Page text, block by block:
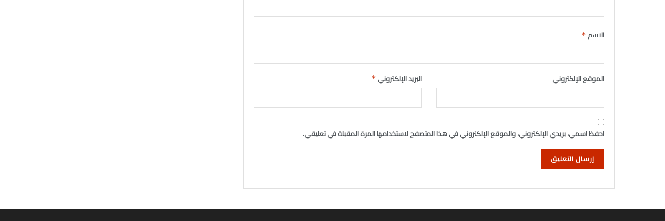
الاسم *
البريد الإلكتروني * الموقع الإلكتروني
احفظ اسمي، بريدي الإلكتروني، والموقع الإلكتروني في هذا المتصفح لاستخدامها المرة المقبلة في تعليقي.